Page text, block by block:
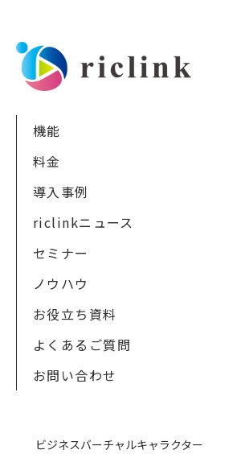
機能
料金
導入事例
riclinkニュース
セミナー
ノウハウ
お役立ち資料
よくあるご質問
お問い合わせ
ビジネスバーチャルキャラクター